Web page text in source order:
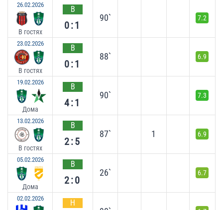
26.02.2026
В гостях
В
0:1
90` 7.2
23.02.2026
В гостях
В
0:1
88` 6.9
19.02.2026
Дома
В
4:1
90` 7.3
13.02.2026
В гостях
В
2:5
87` 1 6.9
05.02.2026
Дома
В
2:0
26` 6.7
02.02.2026 Н